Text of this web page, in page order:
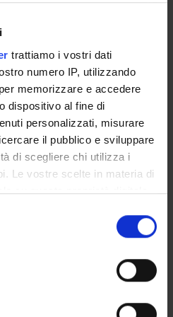
trattiamo i vostri dati
numero IP, utilizzando
memorizzare e accedere
dispositivo al fine di
personalizzati, misurare
il pubblico e sviluppare
di scegliere chi utilizza i
Le vostre scelte in materia di
su questa proprietà digitale
consenso in qualsiasi
sui cookie o facendo clic
sulla tua posizione